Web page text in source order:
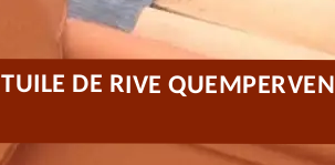
DE RIVE QUEMPERVEN